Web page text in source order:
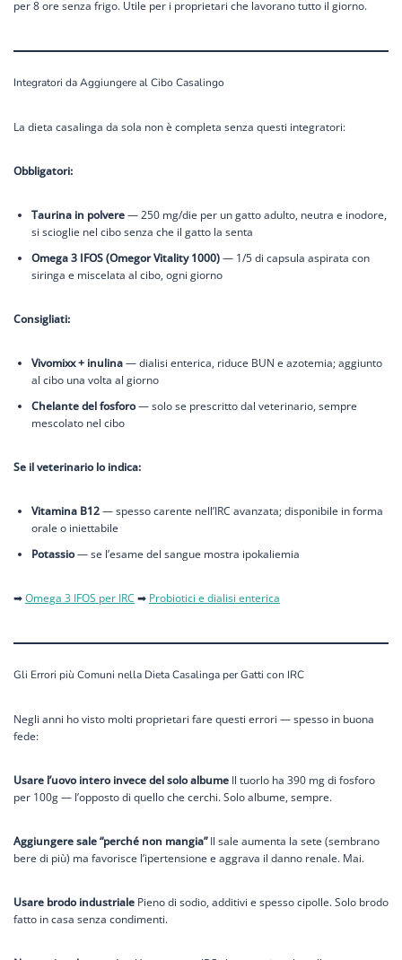
per 8 ore senza frigo. Utile per i proprietari che lavorano tutto il giorno.
Integratori da Aggiungere al Cibo Casalingo
La dieta casalinga da sola non è completa senza questi integratori:
Obbligatori:
Taurina in polvere— 250 mg/die per un gatto adulto, neutra e inodore,
si scioglie nel cibo senza che il gatto la senta
Omega 3 IFOS (Omegor Vitality 1000)— 1/5 di capsula aspirata con
siringa e miscelata al cibo, ogni giorno
Consigliati:
Vivomixx + inulina— dialisi enterica, riduce BUN e azotemia; aggiunto
al cibo una volta al giorno
Chelante del fosforo— solo se prescritto dal veterinario, sempre
mescolato nel cibo
Se il veterinario lo indica:
Vitamina B12— spesso carente nell’IRC avanzata; disponibile in forma
orale o iniettabile
Potassio— se l’esame del sangue mostra ipokaliemia
➡Omega 3 IFOS per IRC ➡ Probiotici e dialisi enterica
Gli Errori più Comuni nella Dieta Casalinga per Gatti con IRC
Negli anni ho visto molti proprietari fare questi errori — spesso in buona
fede:
Usare l’uovo intero invece del solo albume Il tuorlo ha 390 mg di fosforo
per 100g — l’opposto di quello che cerchi. Solo albume, sempre.
Aggiungere sale “perché non mangia”Il sale aumenta la sete (sembrano
bere di più) ma favorisce l’ipertensione e aggrava il danno renale. Mai.
Usare brodo industriale Pieno di sodio, additivi e spesso cipolle. Solo brodo
fatto in casa senza condimenti.